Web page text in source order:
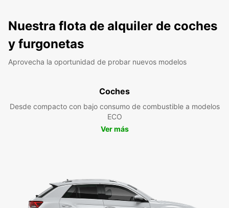
Nuestra flota de alquiler de coches
y furgonetas
Aprovecha la oportunidad de probar nuevos modelos
Coches
Desde compacto con bajo consumo de combustible a modelos
ECO
Ver más